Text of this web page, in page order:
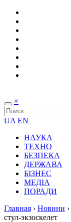
×
UA EN
НАУКА
ТЕХНО
БЕЗПЕКА
ДЕРЖАВА
БІЗНЕС
МЕДІА
ПОРАДИ
Главная › Новини ›
стул-экзоскелет